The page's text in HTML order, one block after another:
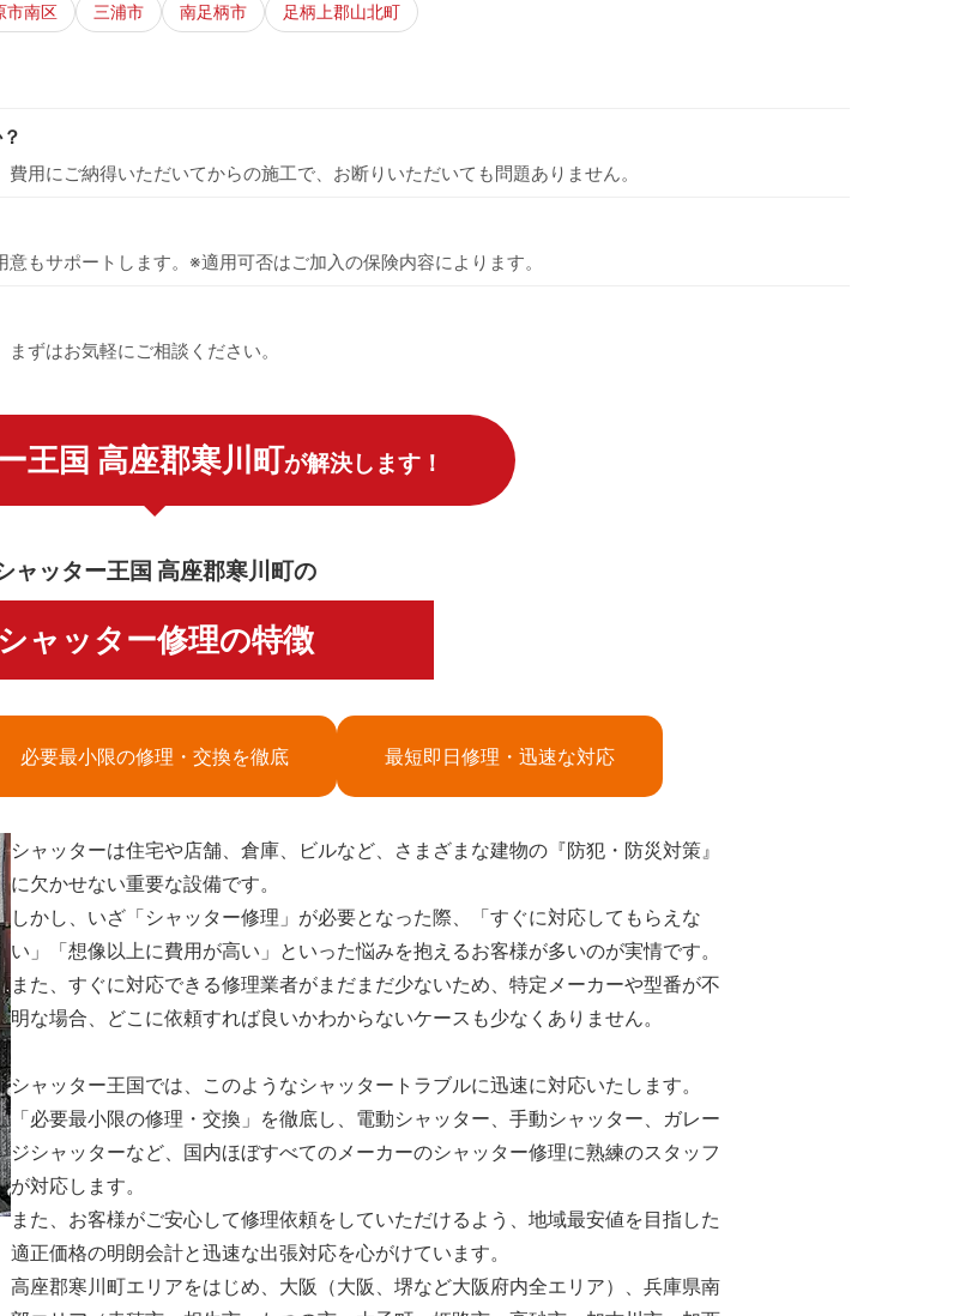
市南区 三浦市 南足柄市 足柄上郡山北町
用にご納得いただいてからの施工で、お断りいただいても問題ありません。
もサポートします。※適用可否はご加入の保険内容によります。
ずはお気軽にご相談ください。
王国 高座郡寒川町が解決します！
ャッター王国 高座郡寒川町の
シャッター修理の特徴
必要最小限の修理・交換を徹底 最短即日修理・迅速な対応
シャッターは住宅や店舗、倉庫、ビルなど、さまざまな建物の『防犯・防災対策』
に欠かせない重要な設備です。
しかし、いざ「シャッター修理」が必要となった際、「すぐに対応してもらえな
い」「想像以上に費用が高い」といった悩みを抱えるお客様が多いのが実情です。
また、すぐに対応できる修理業者がまだまだ少ないため、特定メーカーや型番が不
明な場合、どこに依頼すれば良いかわからないケースも少なくありません。
シャッター王国では、このようなシャッタートラブルに迅速に対応いたします。
「必要最小限の修理・交換」を徹底し、電動シャッター、手動シャッター、ガレー
ジシャッターなど、国内ほぼすべてのメーカーのシャッター修理に熟練のスタッフ
が対応します。
また、お客様がご安心して修理依頼をしていただけるよう、地域最安値を目指した
適正価格の明朗会計と迅速な出張対応を心がけています。
高座郡寒川町エリアをはじめ、大阪（大阪、堺など大阪府内全エリア）、兵庫県南